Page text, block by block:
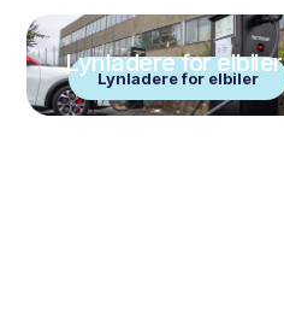
Lynladere for elbiler
Lynladere for elbiler